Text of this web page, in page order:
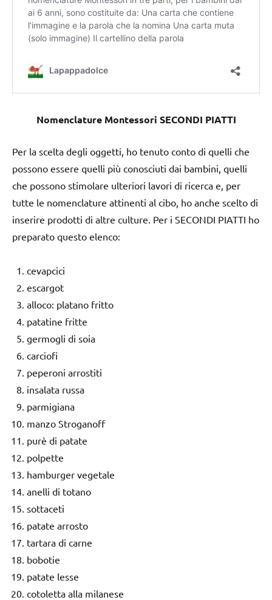
Nomenclature Montessori SECONDI PIATTI
Per la scelta degli oggetti, ho tenuto conto di quelli che
possono essere quelli più conosciuti dai bambini, quelli
che possono stimolare ulteriori lavori di ricerca e, per
tutte le nomenclature attinenti al cibo, ho anche scelto di
inserire prodotti di altre culture. Per i SECONDI PIATTI ho
preparato questo elenco:
cevapcici
escargot
alloco: platano fritto
patatine fritte
germogli di soia
carciofi
peperoni arrostiti
insalata russa
parmigiana
manzo Stroganoff
purè di patate
polpette
hamburger vegetale
anelli di totano
sottaceti
patate arrosto
tartara di carne
bobotie
patate lesse
cotoletta alla milanese